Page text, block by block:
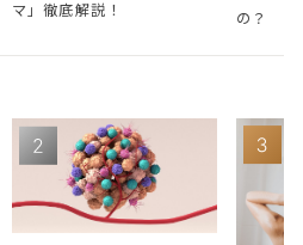
マ」徹底解説！
の？